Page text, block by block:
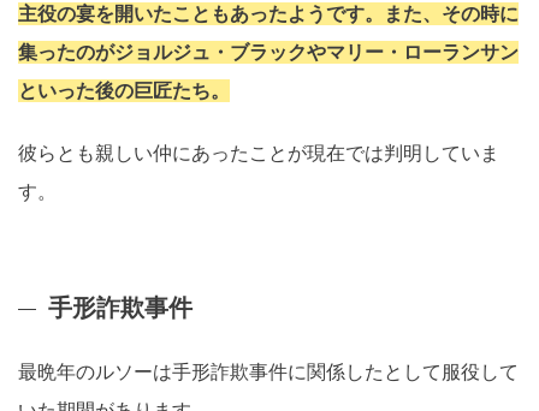
主役の宴を開いたこともあったようです。また、その時に
集ったのがジョルジュ・ブラックやマリー・ローランサン
といった後の巨匠たち。
彼らとも親しい仲にあったことが現在では判明していま
す。
手形詐欺事件
最晩年のルソーは手形詐欺事件に関係したとして服役して